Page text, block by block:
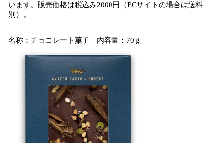
います。販売価格は税込み2000円（ECサイトの場合は送料
別）。
名称：チョコレート菓子 内容量：70ｇ